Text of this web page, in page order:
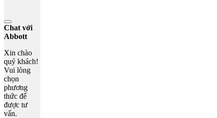
Chat với
Abbott
Xin chào
quý khách!
Vui lòng
chọn
phương
thức để
được tư
vấn.